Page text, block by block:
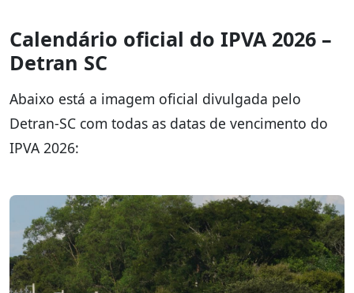
Calendário oficial do IPVA 2026 –
Detran SC
Abaixo está a imagem oficial divulgada pelo
Detran-SC com todas as datas de vencimento do
IPVA 2026: